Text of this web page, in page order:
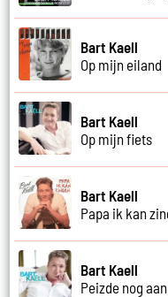
Bart Kaell
Op mijn eiland
Bart Kaell
Op mijn fiets
Bart Kaell
Papa ik kan
Bart Kaell
Peizde nog